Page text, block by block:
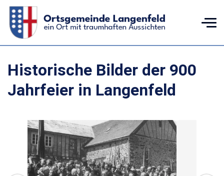
Historische Bilder der 900
Jahrfeier in Langenfeld